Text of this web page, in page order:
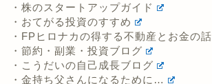
・株のスタートアップガイド
・おてがる投資のすすめ
・FPヒロナカの得する不動産とお金の話
・節約・副業・投資ブログ
・こうだいの自己成長ブログ
・金持ち父さんになるために…